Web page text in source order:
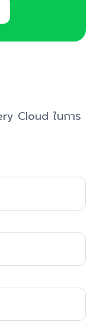
Cloud ในการ